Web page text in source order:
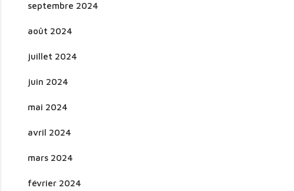
septembre 2024
août 2024
juillet 2024
juin 2024
mai 2024
avril 2024
mars 2024
février 2024